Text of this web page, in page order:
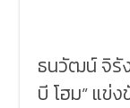
ธนวัฒน์ จิรั
บี โฮม” แข่